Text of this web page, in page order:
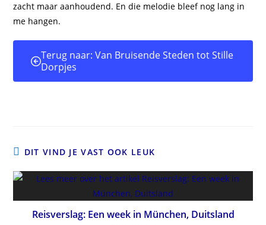
zacht maar aanhoudend. En die melodie bleef nog lang in
me hangen.
Terug naar: Van Bruisende Steden tot Stille
Dorpjes
DIT VIND JE VAST OOK LEUK
Reisverslag: Een week in München, Duitsland